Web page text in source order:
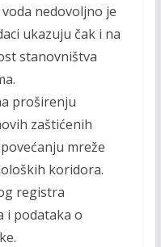
nedovoljno je
ukazuju čak i na
stanovništva
proširenju
zaštićenih
mreže
koridora.
registra
i podataka o